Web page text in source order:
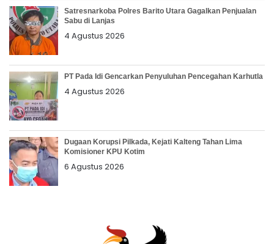
Satresnarkoba Polres Barito Utara Gagalkan Penjualan
Sabu di Lanjas
4 Agustus 2026
PT Pada Idi Gencarkan Penyuluhan Pencegahan Karhutla
4 Agustus 2026
Dugaan Korupsi Pilkada, Kejati Kalteng Tahan Lima
Komisioner KPU Kotim
6 Agustus 2026